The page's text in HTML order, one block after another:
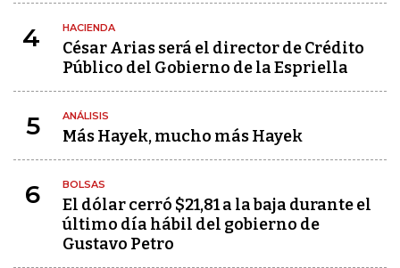
4 HACIENDA
César Arias será el director de Crédito
Público del Gobierno de la Espriella
5 ANÁLISIS
Más Hayek, mucho más Hayek
6 BOLSAS
El dólar cerró $21,81 a la baja durante el
último día hábil del gobierno de
Gustavo Petro